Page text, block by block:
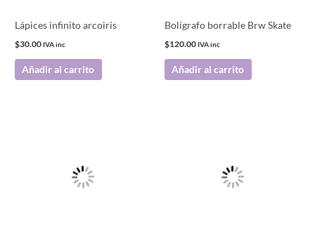
Lápices infinito arcoiris
$30.00 IVA inc
Añadir al carrito
Bolígrafo borrable Brw Skate
$120.00 IVA inc
Añadir al carrito